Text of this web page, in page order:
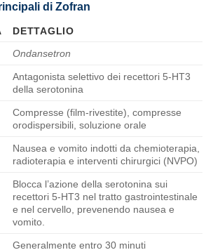
di Zofran
DETTAGLIO
Ondansetron
Antagonista selettivo dei recettori 5-HT3
della serotonina
Compresse (film-rivestite), compresse
orodispersibili, soluzione orale
Nausea e vomito indotti da chemioterapia,
radioterapia e interventi chirurgici (NVPO)
Blocca l’azione della serotonina sui
recettori 5-HT3 nel tratto gastrointestinale
e nel cervello, prevenendo nausea e
vomito.
Generalmente entro 30 minuti